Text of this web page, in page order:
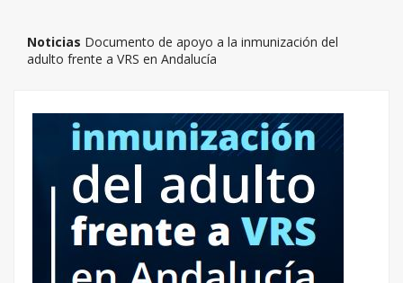
Noticias Documento de apoyo a la inmunización del
adulto frente a VRS en Andalucía